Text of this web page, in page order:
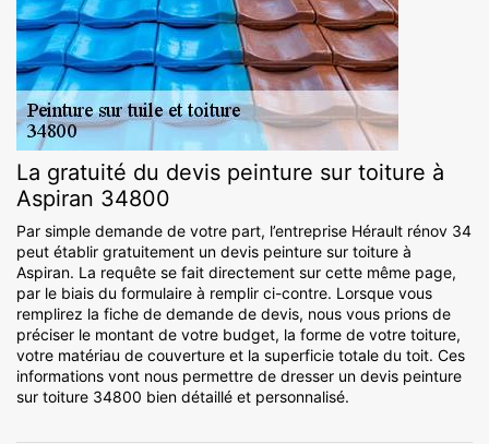
La gratuité du devis peinture sur toiture à
Aspiran 34800
Par simple demande de votre part, l’entreprise Hérault rénov 34
peut établir gratuitement un devis peinture sur toiture à
Aspiran. La requête se fait directement sur cette même page,
par le biais du formulaire à remplir ci-contre. Lorsque vous
remplirez la fiche de demande de devis, nous vous prions de
préciser le montant de votre budget, la forme de votre toiture,
votre matériau de couverture et la superficie totale du toit. Ces
informations vont nous permettre de dresser un devis peinture
sur toiture 34800 bien détaillé et personnalisé.